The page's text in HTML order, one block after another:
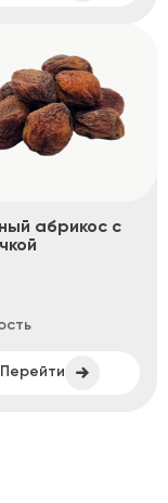
абрикос с
Перейти